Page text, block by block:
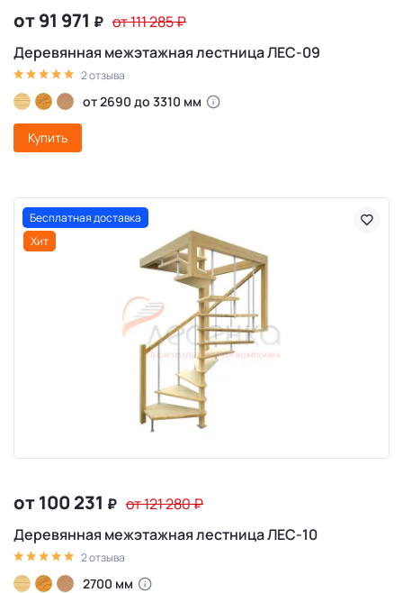
от 91 971 ₽ от 111 285₽
Деревянная межэтажная лестница ЛЕС-09
2 отзыва
от 2690 до 3310 мм
Купить
Бесплатная доставка
Хит
от 100 231 ₽ от 121 280₽
Деревянная межэтажная лестница ЛЕС-10
2 отзыва
2700 мм